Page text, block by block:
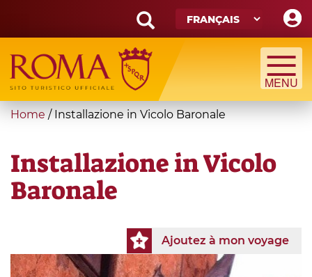
main
content
Search
form
Recherche
You
here
Home / Installazione in Vicolo Baronale
Installazione in Vicolo
Baronale
Ajoutez à mon voyage